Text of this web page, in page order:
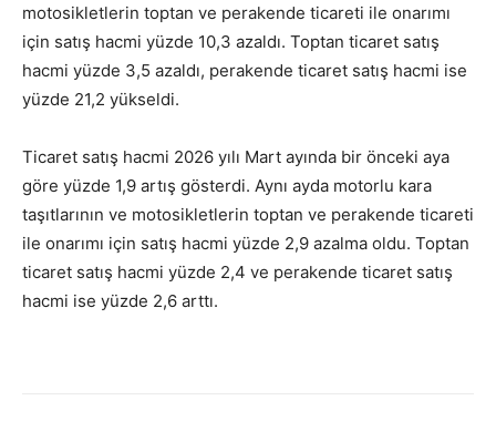
motosikletlerin toptan ve perakende ticareti ile onarımı
için satış hacmi yüzde 10,3 azaldı. Toptan ticaret satış
hacmi yüzde 3,5 azaldı, perakende ticaret satış hacmi ise
yüzde 21,2 yükseldi.
Ticaret satış hacmi 2026 yılı Mart ayında bir önceki aya
göre yüzde 1,9 artış gösterdi. Aynı ayda motorlu kara
taşıtlarının ve motosikletlerin toptan ve perakende ticareti
ile onarımı için satış hacmi yüzde 2,9 azalma oldu. Toptan
ticaret satış hacmi yüzde 2,4 ve perakende ticaret satış
hacmi ise yüzde 2,6 arttı.